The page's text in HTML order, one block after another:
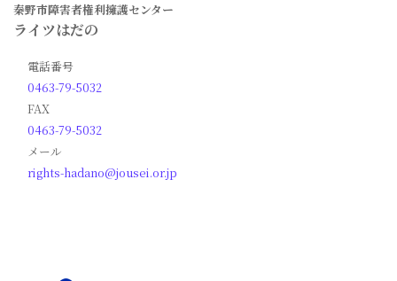
秦野市障害者権利擁護センター
ライツはだの
電話番号
0463-79-5032
FAX
0463-79-5032
メール
rights-hadano@jousei.or.jp